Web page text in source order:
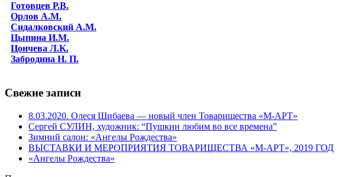
Готовцев Р.В.
Орлов А.М.
Сидалковский А.М.
Цыпина И.М.
Цончева Л.K.
Забродина Н. П.
Свежие записи
8.03.2020. Олеся Шибаева — новый член Товарищества «М-АРТ»
Сергей СУЛИН, художник: “Пушкин любим во все времена”
Зимний салон: «Ангелы Рождества»
ВЫСТАВКИ И МЕРОПРИЯТИЯ ТОВАРИЩЕСТВА «М-АРТ», 2019 ГОД
«Ангелы Рождества»